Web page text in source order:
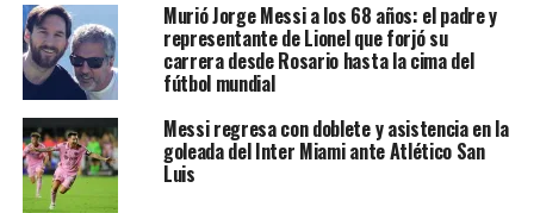
Me gusta esto:
Murió Jorge Messi a los 68 años: el padre y
representante de Lionel que forjó su
carrera desde Rosario hasta la cima del
fútbol mundial
Messi regresa con doblete y asistencia en la
goleada del Inter Miami ante Atlético San
Luis